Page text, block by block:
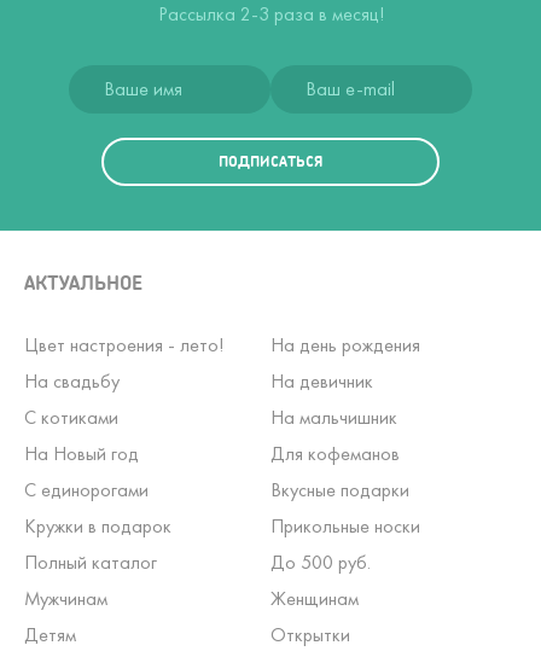
Рассылка 2-3 раза в месяц!
ПОДПИСАТЬСЯ
АКТУАЛЬНОЕ
Цвет настроения - лето!
На день рождения
На свадьбу
На девичник
С котиками
На мальчишник
На Новый год
Для кофеманов
С единорогами
Вкусные подарки
Кружки в подарок
Прикольные носки
Полный каталог
До 500 руб.
Мужчинам
Женщинам
Детям
Открытки